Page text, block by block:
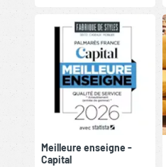
Meilleure enseigne -
Capital